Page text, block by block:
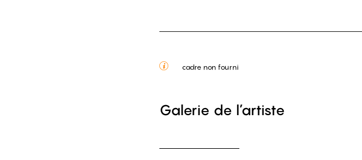
cadre non fourni
Galerie de l’artiste